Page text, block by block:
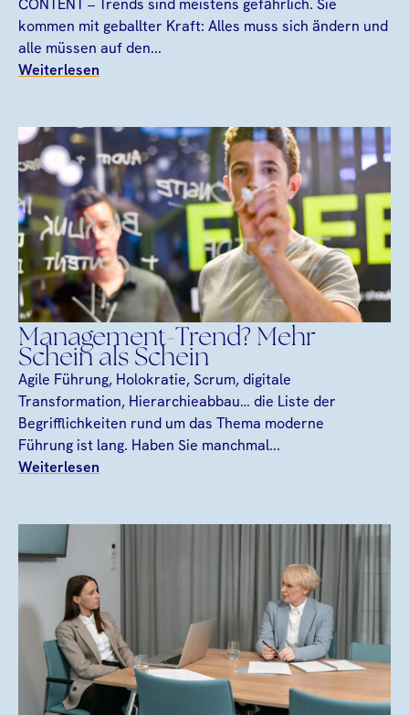
CONTENT – Trends sind meistens gefährlich. Sie
kommen mit geballter Kraft: Alles muss sich ändern und
alle müssen auf den...
Weiterlesen
Management-Trend? Mehr
Schein als Schein
Agile Führung, Holokratie, Scrum, digitale
Transformation, Hierarchieabbau… die Liste der
Begrifflichkeiten rund um das Thema moderne
Führung ist lang. Haben Sie manchmal...
Weiterlesen